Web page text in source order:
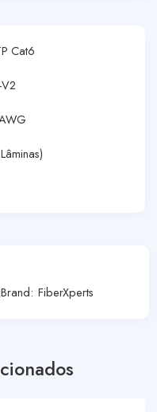
Cat6
Brand: FiberXperts